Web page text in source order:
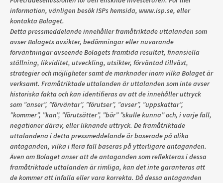
information, vänligen besök ISPs hemsida, www.isp.se, eller
kontakta Bolaget.
Detta pressmeddelande innehåller framåtriktade uttalanden som
avser Bolagets avsikter, bedömningar eller nuvarande
förväntningar avseende Bolagets framtida resultat, finansiella
ställning, likviditet, utveckling, utsikter, förväntad tillväxt,
strategier och möjligheter samt de marknader inom vilka Bolaget är
verksamt. Framåtriktade uttalanden är uttalanden som inte avser
historiska fakta och kan identifieras av att de innehåller uttryck
som ”anser”, ”förväntar”, ”förutser”, ”avser”, ”uppskattar”,
”kommer”, ”kan”, ”förutsätter”, ”bör” ”skulle kunna” och, i varje fall,
negationer därav, eller liknande uttryck. De framåtriktade
uttalandena i detta pressmeddelande är baserade på olika
antaganden, vilka i flera fall baseras på ytterligare antaganden.
Även om Bolaget anser att de antaganden som reflekteras i dessa
framåtriktade uttalanden är rimliga, kan det inte garanteras att
de kommer att infalla eller vara korrekta. Då dessa antaganden